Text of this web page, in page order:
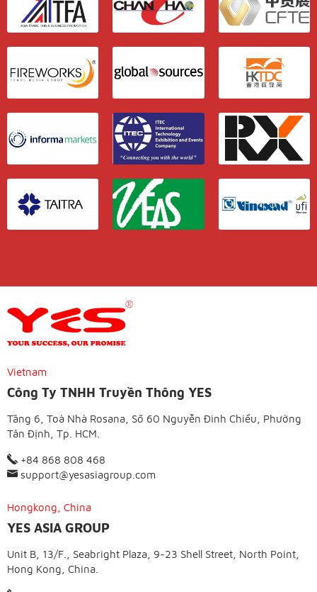
Vietnam
Công Ty TNHH Truyền Thông YES
Tầng 6, Toà Nhà Rosana, Số 60 Nguyễn Đình Chiểu, Phường
Tân Định, Tp. HCM.
+84 868 808 468
support@yesasiagroup.com
Hongkong, China
YES ASIA GROUP
Unit B, 13/F., Seabright Plaza, 9-23 Shell Street, North Point,
Hong Kong, China.